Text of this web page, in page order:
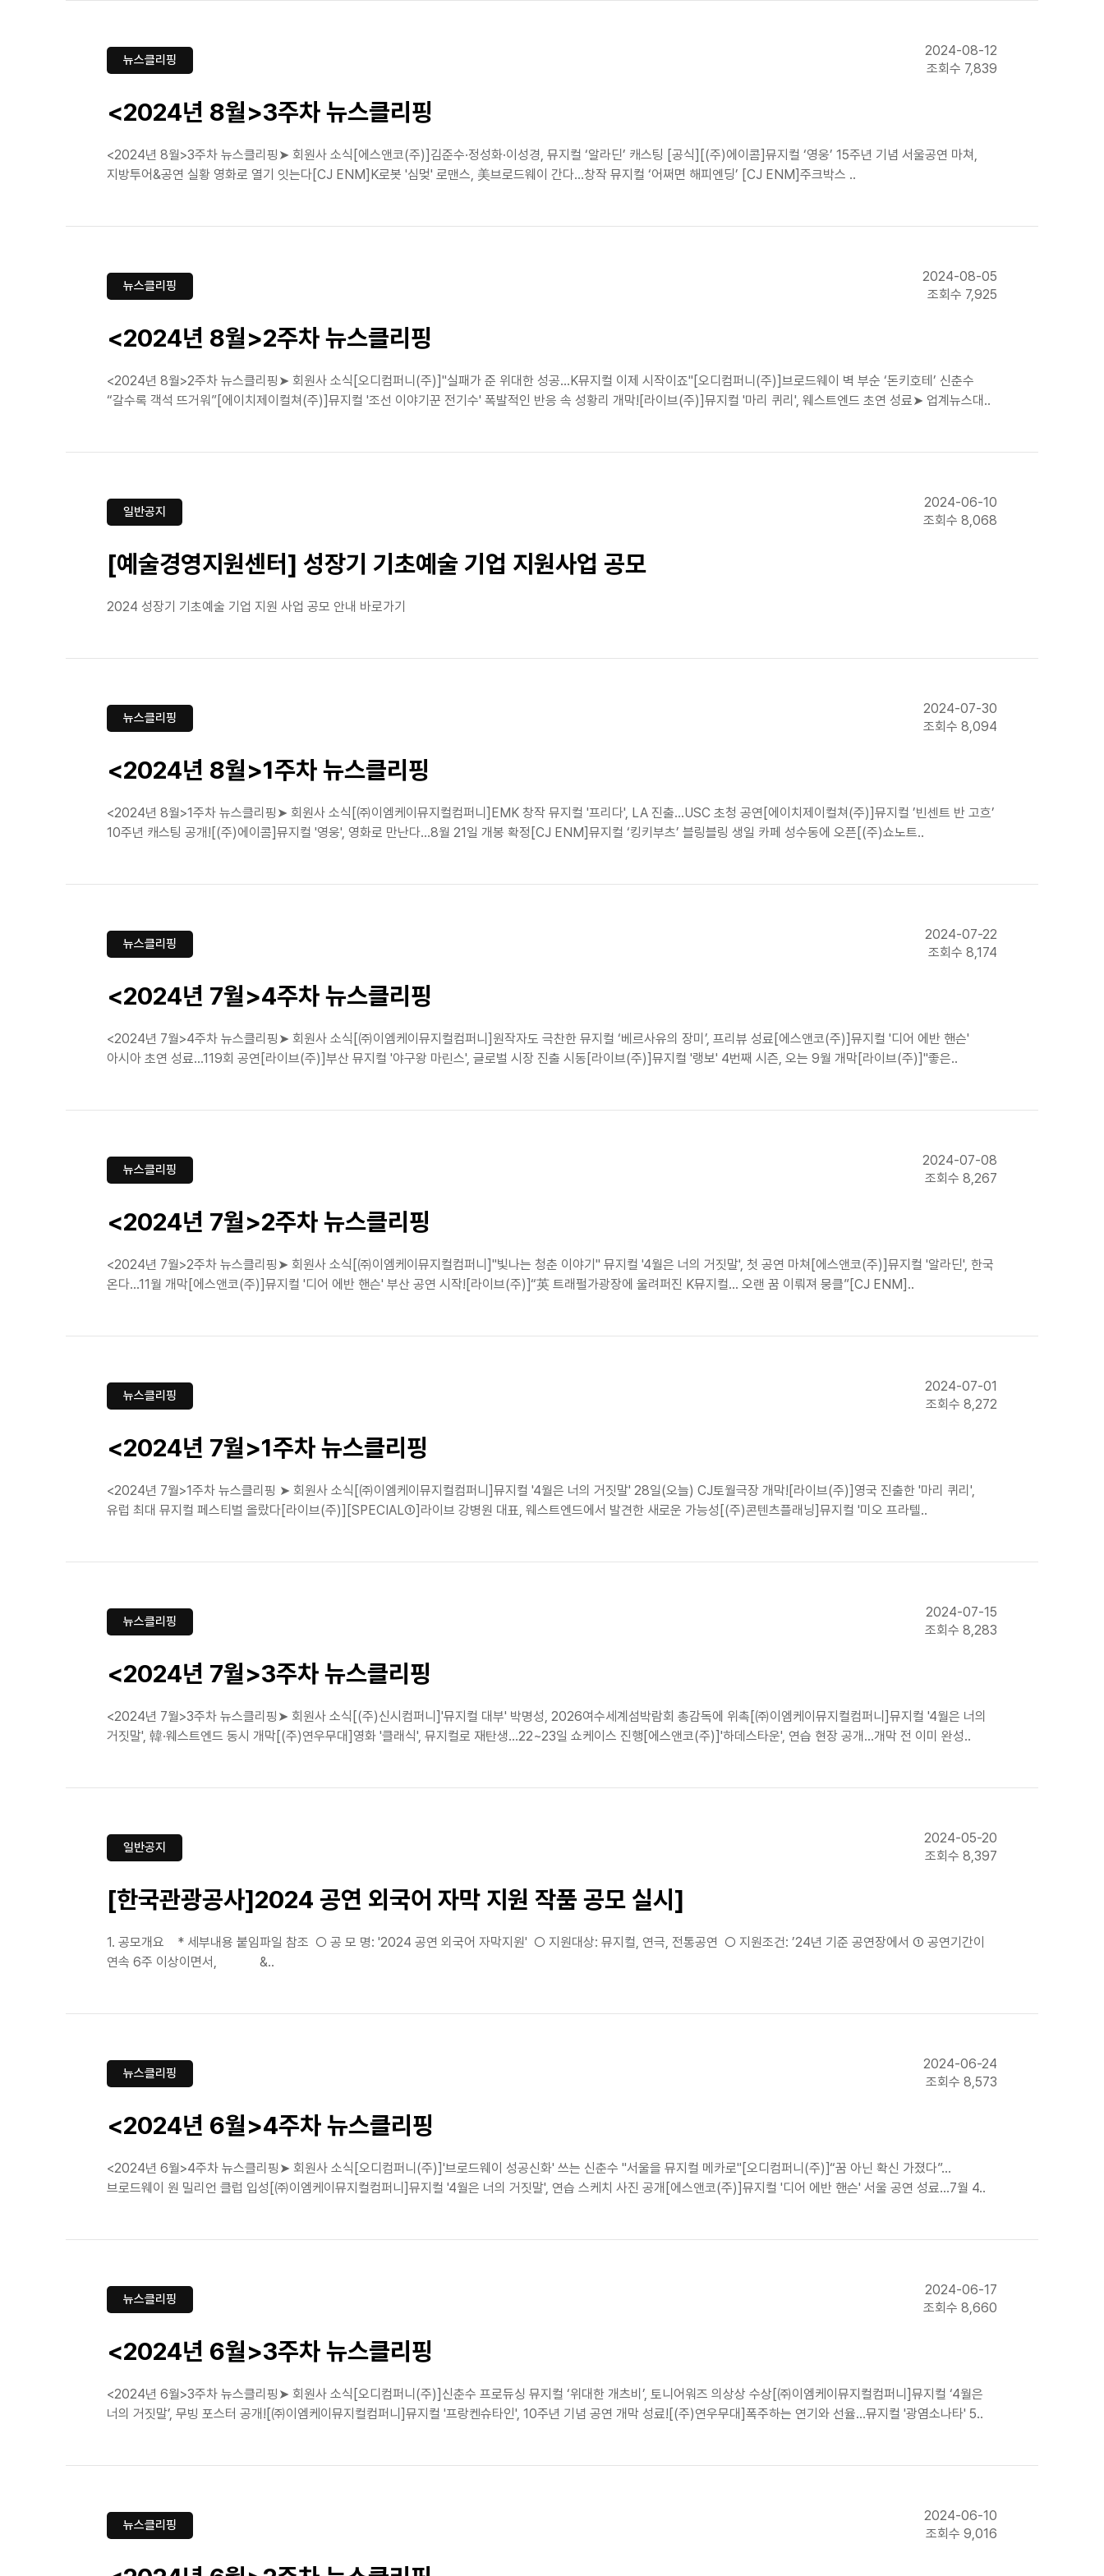
뉴스클리핑
2024-08-12
조회수 7,839
<2024년 8월>3주차 뉴스클리핑
<2024년 8월>3주차 뉴스클리핑➤ 회원사 소식[에스앤코(주)]김준수·정성화·이성경, 뮤지컬 ‘알라딘’ 캐스팅 [공식][(주)에이콤]뮤지컬 ‘영웅’ 15주년 기념 서울공연 마쳐,
지방투어&공연 실황 영화로 열기 잇는다[CJ ENM]K로봇 '심멎' 로맨스, 美브로드웨이 간다…창작 뮤지컬 ‘어쩌면 해피엔딩’ [CJ ENM]주크박스 ..
뉴스클리핑
2024-08-05
조회수 7,925
<2024년 8월>2주차 뉴스클리핑
<2024년 8월>2주차 뉴스클리핑➤ 회원사 소식[오디컴퍼니(주)]"실패가 준 위대한 성공…K뮤지컬 이제 시작이죠"[오디컴퍼니(주)]브로드웨이 벽 부순 ‘돈키호테’ 신춘수
“갈수록 객석 뜨거워”[에이치제이컬쳐(주)]뮤지컬 '조선 이야기꾼 전기수' 폭발적인 반응 속 성황리 개막![라이브(주)]뮤지컬 '마리 퀴리', 웨스트엔드 초연 성료➤ 업계뉴스대..
일반공지
2024-06-10
조회수 8,068
[예술경영지원센터] 성장기 기초예술 기업 지원사업 공모
2024 성장기 기초예술 기업 지원 사업 공모 안내 바로가기
뉴스클리핑
2024-07-30
조회수 8,094
<2024년 8월>1주차 뉴스클리핑
<2024년 8월>1주차 뉴스클리핑➤ 회원사 소식[㈜이엠케이뮤지컬컴퍼니]EMK 창작 뮤지컬 '프리다', LA 진출…USC 초청 공연[에이치제이컬쳐(주)]뮤지컬 ’빈센트 반 고흐’
10주년 캐스팅 공개![(주)에이콤]뮤지컬 '영웅', 영화로 만난다…8월 21일 개봉 확정[CJ ENM]뮤지컬 ‘킹키부츠’ 블링블링 생일 카페 성수동에 오픈[(주)쇼노트..
뉴스클리핑
2024-07-22
조회수 8,174
<2024년 7월>4주차 뉴스클리핑
<2024년 7월>4주차 뉴스클리핑➤ 회원사 소식[㈜이엠케이뮤지컬컴퍼니]원작자도 극찬한 뮤지컬 ‘베르사유의 장미’, 프리뷰 성료[에스앤코(주)]뮤지컬 '디어 에반 핸슨'
아시아 초연 성료…119회 공연[라이브(주)]부산 뮤지컬 '야구왕 마린스', 글로벌 시장 진출 시동[라이브(주)]뮤지컬 '랭보' 4번째 시즌, 오는 9월 개막[라이브(주)]"좋은..
뉴스클리핑
2024-07-08
조회수 8,267
<2024년 7월>2주차 뉴스클리핑
<2024년 7월>2주차 뉴스클리핑➤ 회원사 소식 [㈜이엠케이뮤지컬컴퍼니]"빛나는 청춘 이야기" 뮤지컬 '4월은 너의 거짓말', 첫 공연 마쳐[에스앤코(주)]뮤지컬 '알라딘', 한국
온다…11월 개막[에스앤코(주)]뮤지컬 '디어 에반 핸슨' 부산 공연 시작![라이브(주)]“英 트래펄가광장에 울려퍼진 K뮤지컬… 오랜 꿈 이뤄져 뭉클”[CJ ENM]..
뉴스클리핑
2024-07-01
조회수 8,272
<2024년 7월>1주차 뉴스클리핑
<2024년 7월>1주차 뉴스클리핑 ➤ 회원사 소식[㈜이엠케이뮤지컬컴퍼니]뮤지컬 '4월은 너의 거짓말' 28일(오늘) CJ토월극장 개막![라이브(주)]영국 진출한 '마리 퀴리',
유럽 최대 뮤지컬 페스티벌 올랐다[라이브(주)][SPECIAL①]라이브 강병원 대표, 웨스트엔드에서 발견한 새로운 가능성[(주)콘텐츠플래닝]뮤지컬 '미오 프라텔..
뉴스클리핑
2024-07-15
조회수 8,283
<2024년 7월>3주차 뉴스클리핑
<2024년 7월>3주차 뉴스클리핑➤ 회원사 소식[(주)신시컴퍼니]'뮤지컬 대부' 박명성, 2026여수세계섬박람회 총감독에 위촉[㈜이엠케이뮤지컬컴퍼니]뮤지컬 '4월은 너의
거짓말', 韓·웨스트엔드 동시 개막[(주)연우무대]영화 '클래식', 뮤지컬로 재탄생…22~23일 쇼케이스 진행[에스앤코(주)]'하데스타운', 연습 현장 공개…개막 전 이미 완성..
일반공지
2024-05-20
조회수 8,397
[한국관광공사]2024 공연 외국어 자막 지원 작품 공모 실시]
1. 공모개요 * 세부내용 붙임파일 참조 ○ 공 모 명: '2024 공연 외국어 자막지원' ○ 지원대상: 뮤지컬, 연극, 전통공연 ○ 지원조건: ’24년 기준 공연장에서 ① 공연기간이
연속 6주 이상이면서, &..
뉴스클리핑
2024-06-24
조회수 8,573
<2024년 6월>4주차 뉴스클리핑
<2024년 6월>4주차 뉴스클리핑➤ 회원사 소식[오디컴퍼니(주)]'브로드웨이 성공신화' 쓰는 신춘수 "서울을 뮤지컬 메카로"[오디컴퍼니(주)]“꿈 아닌 확신 가졌다”…
브로드웨이 원 밀리언 클럽 입성[㈜이엠케이뮤지컬컴퍼니]뮤지컬 '4월은 너의 거짓말', 연습 스케치 사진 공개[에스앤코(주)]뮤지컬 '디어 에반 핸슨' 서울 공연 성료...7월 4..
뉴스클리핑
2024-06-17
조회수 8,660
<2024년 6월>3주차 뉴스클리핑
<2024년 6월>3주차 뉴스클리핑➤ 회원사 소식[오디컴퍼니(주)]신춘수 프로듀싱 뮤지컬 ‘위대한 개츠비’, 토니어워즈 의상상 수상[㈜이엠케이뮤지컬컴퍼니]뮤지컬 ‘4월은
너의 거짓말’, 무빙 포스터 공개![㈜이엠케이뮤지컬컴퍼니]뮤지컬 '프랑켄슈타인', 10주년 기념 공연 개막 성료![(주)연우무대]폭주하는 연기와 선율...뮤지컬 '광염소나타' 5..
뉴스클리핑
2024-06-10
조회수 9,016